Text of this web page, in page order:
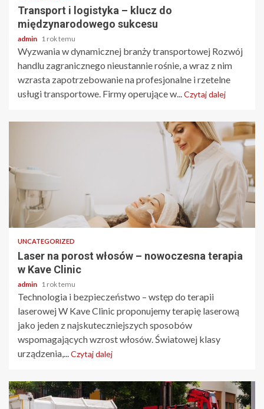
Transport i logistyka – klucz do
międzynarodowego sukcesu
admin 1 rok temu
Wyzwania w dynamicznej branży transportowej Rozwój
handlu zagranicznego nieustannie rośnie, a wraz z nim
wzrasta zapotrzebowanie na profesjonalne i rzetelne
usługi transportowe. Firmy operujące w...Czytaj dalej
3 min odczytu
UNCATEGORIZED
Laser na porost włosów – nowoczesna terapia
w Kave Clinic
admin 1 rok temu
Technologia i bezpieczeństwo – wstęp do terapii
laserowej W Kave Clinic proponujemy terapię laserową
jako jeden z najskuteczniejszych sposobów
wspomagających wzrost włosów. Światowej klasy
urządzenia,...Czytaj dalej